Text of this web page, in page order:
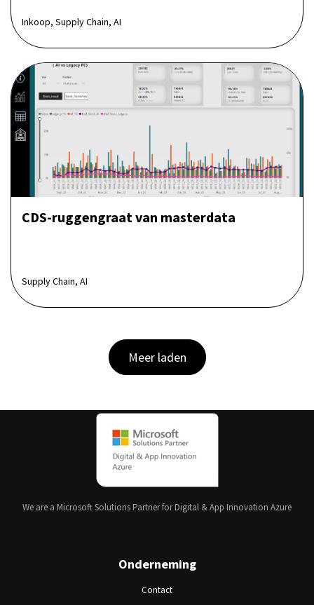
Inkoop, Supply Chain, AI
CDS-ruggengraat van masterdata
Supply Chain, AI
Meer laden
We are a Microsoft Solutions Partner for Digital & App Innovation Azure
Onderneming
Contact